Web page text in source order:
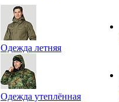
Одежда летняя
Одежда утеплённая